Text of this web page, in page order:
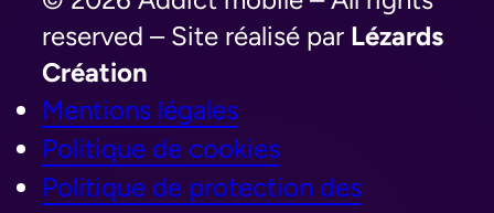
reserved – Site réalisé par Lézards
Création
Mentions légales
Politique de cookies
Politique de protection des